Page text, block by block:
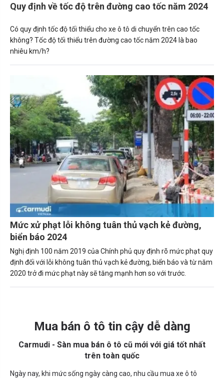
Quy định về tốc độ trên đường cao tốc năm 2024
Có quy định tốc độ tối thiểu cho xe ô tô di chuyển trên cao tốc
không? Tốc độ tối thiểu trên đường cao tốc năm 2024 là bao
nhiêu km/h?
Mức xử phạt lỗi không tuân thủ vạch kẻ đường,
biển báo 2024
Nghị định 100 năm 2019 của Chính phủ quy định rõ mức phạt quy
định đối với lỗi không tuân thủ vạch kẻ đường, biển báo và từ năm
2020 trở đi mức phạt này sẽ tăng mạnh hơn so với trước.
Mua bán ô tô tin cậy dễ dàng
Carmudi - Sàn mua bán ô tô cũ mới với giá tốt nhất
trên toàn quốc
Ngày nay, khi mức sống ngày càng cao, nhu cầu mua xe ô tô